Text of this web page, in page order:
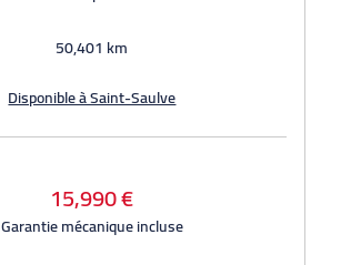
50,401 km
Disponible à Saint-Saulve
15,990 €
Garantie mécanique incluse